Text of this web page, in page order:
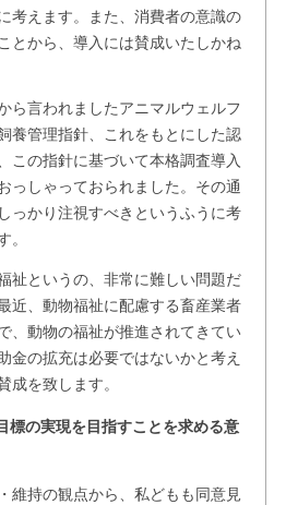
考えます。また、消費者の意識の
とから、導入には賛成いたしかね
ら言われましたアニマルウェルフ
養管理指針、これをもとにした認
この指針に基づいて本格調査導入
っしゃっておられました。その通
っかり注視すべきというふうに考
。
祉というの、非常に難しい問題だ
近、動物福祉に配慮する畜産業者
、動物の福祉が推進されてきてい
金の拡充は必要ではないかと考え
成を致します。
標の実現を目指すことを求める意
維持の観点から、私どもも同意見